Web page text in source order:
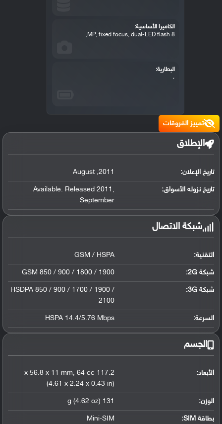
الكاميرا الأساسية:
8 MP, fixed focus, dual-LED flash,
البطارية:
،
تمييز الفروقات
الإطلاق
تاريخ الإعلان: 2011
,
August
تاريخ نزوله الأسواق: Available. Released 2011 ,
September
شبكة الاتصال
التقنية: GSM / HSPA
شبكة 2G: GSM 850 / 900 / 1800 / 1900
شبكة 3G :
HSDPA 850 / 900 / 1700 / 1900 /
2100
السرعة: HSPA 14.4/5.76 Mbps
الجسم
الأبعاد: 117.2 x 56.8 x 11 mm
, 64 cc
(4.61 x 2.24 x 0.43 in)
الوزن: 131 g (4.62 oz)
بطاقة SIM: Mini-SIM